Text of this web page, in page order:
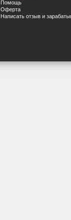
Помощь
Оферта
Написать отзыв и